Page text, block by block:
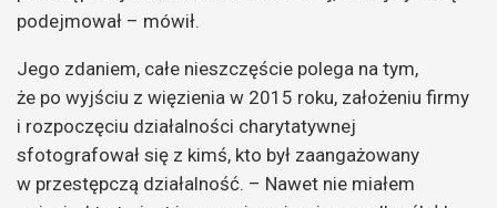
podejmował – mówił.
Jego zdaniem, całe nieszczęście polega na tym,
że po wyjściu z więzienia w 2015 roku, założeniu firmy
i rozpoczęciu działalności charytatywnej
sfotografował się z kimś, kto był zaangażowany
w przestępczą działalność. – Nawet nie miałem